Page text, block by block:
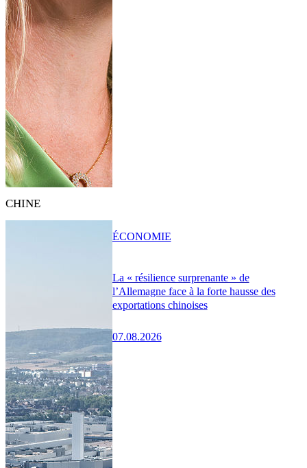
CHINE
La « résilience surprenante » de
l’Allemagne face à la forte hausse des
exportations chinoises
07.08.2026
ÉCONOMIE